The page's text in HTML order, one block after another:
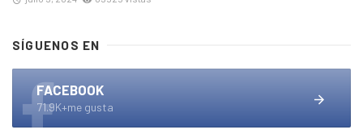
SÍGUENOS EN
FACEBOOK
71.9K+me gusta